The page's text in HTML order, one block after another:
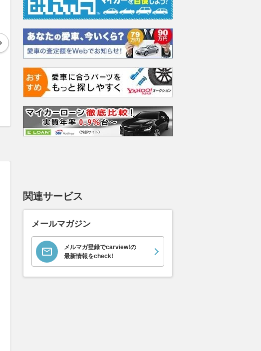
1.8 XD ツーリング デ
ィーゼルターボ
支払総額
9万円
1.8 XD ツーリング デ
ィーゼルターボ
支払総額
271.9万円
1.8 XD ツーリング デ
ィーゼルターボ
支払総額
271
関連サービス
メールマガジン
メルマガ登録でcarview!の
最新情報をcheck!